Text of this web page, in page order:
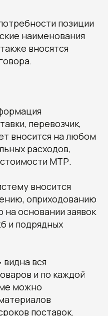
позиции
наименования
вносятся
перевозчик,
вносится на любом
расходов,
МТР.
вносится
оприходованию
на основании заявок
и подрядных
видна вся
и по каждой
можно
поставок.